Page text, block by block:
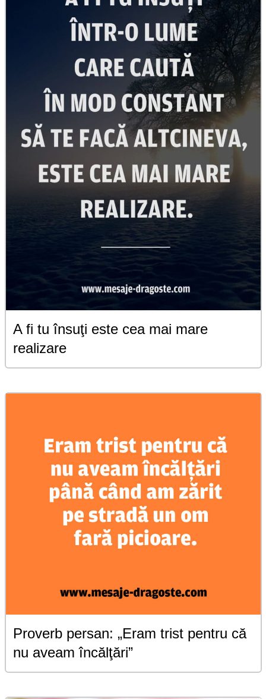
A fi tu însuţi este cea mai mare
realizare
Proverb persan: „Eram trist pentru că
nu aveam încălţări”